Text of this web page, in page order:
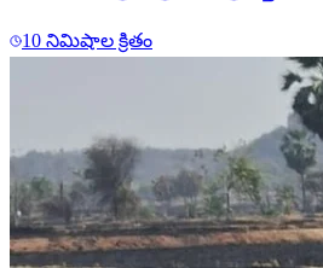
10 నిమిషాల క్రితం